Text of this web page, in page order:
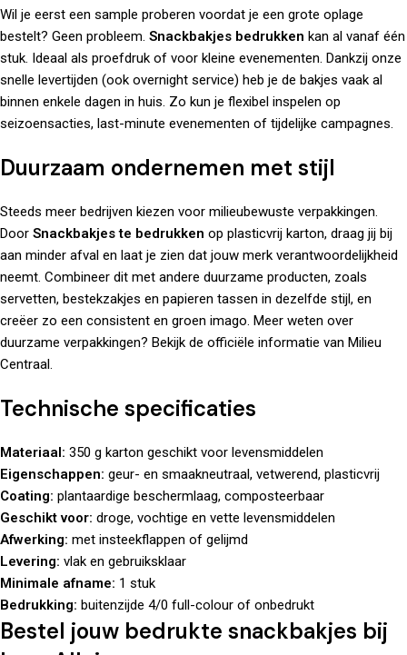
Wil je eerst een sample proberen voordat je een grote oplage
bestelt? Geen probleem. Snackbakjes bedrukken kan al vanaf één
stuk. Ideaal als proefdruk of voor kleine evenementen. Dankzij onze
snelle levertijden (ook overnight service) heb je de bakjes vaak al
binnen enkele dagen in huis. Zo kun je flexibel inspelen op
seizoensacties, last-minute evenementen of tijdelijke campagnes.
Duurzaam ondernemen met stijl
Steeds meer bedrijven kiezen voor milieubewuste verpakkingen.
Door Snackbakjes te bedrukken op plasticvrij karton, draag jij bij
aan minder afval en laat je zien dat jouw merk verantwoordelijkheid
neemt. Combineer dit met andere duurzame producten, zoals
servetten, bestekzakjes en papieren tassen in dezelfde stijl, en
creëer zo een consistent en groen imago. Meer weten over
duurzame verpakkingen? Bekijk de officiële informatie van Milieu
Centraal.
Technische specificaties
Materiaal: 350 g karton geschikt voor levensmiddelen
Eigenschappen: geur- en smaakneutraal, vetwerend, plasticvrij
Coating: plantaardige beschermlaag, composteerbaar
Geschikt voor: droge, vochtige en vette levensmiddelen
Afwerking: met insteekflappen of gelijmd
Levering: vlak en gebruiksklaar
Minimale afname: 1 stuk
Bedrukking: buitenzijde 4/0 full-colour of onbedrukt
Bestel jouw bedrukte snackbakjes bij